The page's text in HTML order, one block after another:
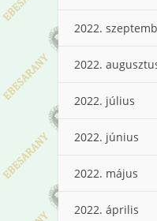
2022.
2022.
2022. július
2022. június
2022. május
2022. április